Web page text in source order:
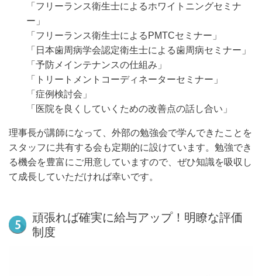
「フリーランス衛生士によるホワイトニングセミナ
ー」
「フリーランス衛生士によるPMTCセミナー」
「日本歯周病学会認定衛生士による歯周病セミナー」
「予防メインテナンスの仕組み」
「トリートメントコーディネーターセミナー」
「症例検討会」
「医院を良くしていくための改善点の話し合い」
理事長が講師になって、外部の勉強会で学んできたことを
スタッフに共有する会も定期的に設けています。勉強でき
る機会を豊富にご用意していますので、ぜひ知識を吸収し
て成長していただければ幸いです。
頑張れば確実に給与アップ！明瞭な評価
制度